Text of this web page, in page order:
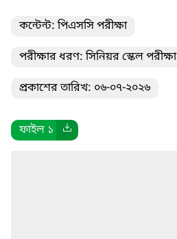
কন্টেন্ট: পিএসসি পরীক্ষা
পরীক্ষার ধরণ: সিনিয়র স্কেল পরীক্ষা
প্রকাশের তারিখ: ০৬-০৭-২০২৬
ফাইল ১